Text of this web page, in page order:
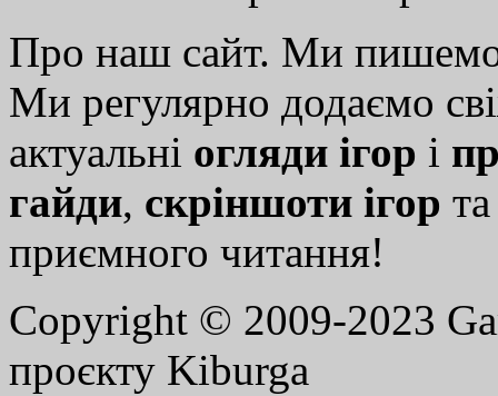
Про наш сайт. Ми
Ми регулярно додаємо
актуальні огляди ігор і
гайди, скріншоти ігор
приємного читання!
Copyright © 2009-2023
проєкту Kiburga